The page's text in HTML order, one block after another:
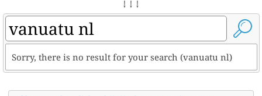
↓ ↓ ↓
Sorry, there is no result for your search (vanuatu nl)